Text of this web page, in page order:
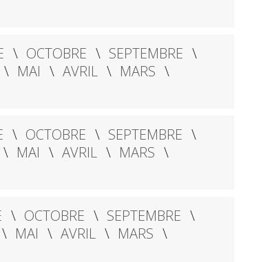
OCTOBRE
SEPTEMBRE
MAI AVRIL
MARS
OCTOBRE
SEPTEMBRE
MAI AVRIL
MARS
OCTOBRE
SEPTEMBRE
MAI AVRIL
MARS